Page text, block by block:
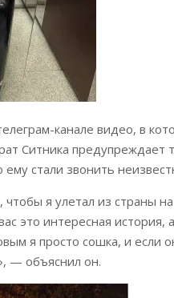
канале видео, в
Ситника предупреждает
стали звонить
я улетал из страны
это интересная
я просто сошка, и если
— объяснил он.